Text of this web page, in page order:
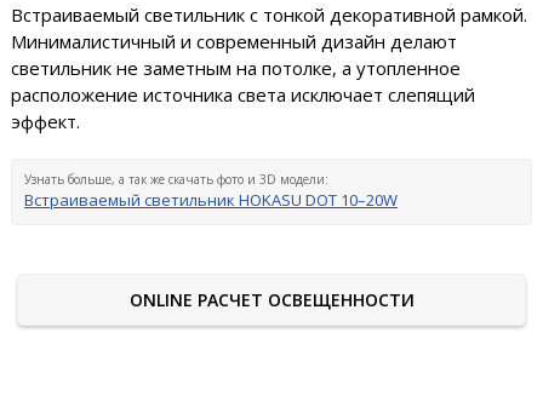
Встраиваемый светильник с тонкой декоративной рамкой.
Минималистичный и современный дизайн делают
светильник не заметным на потолке, а утопленное
расположение источника света исключает слепящий
эффект.
Узнать больше, а так же скачать фото и 3D модели:
Встраиваемый светильник HOKASU DOT 10–20W
ONLINE РАСЧЕТ ОСВЕЩЕННОСТИ